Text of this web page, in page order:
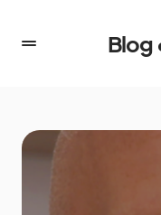
Blog